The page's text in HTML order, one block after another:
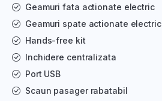
Geamuri fata actionate electric
Geamuri spate actionate electric
Hands-free kit
Inchidere centralizata
Port USB
Scaun pasager rabatabil